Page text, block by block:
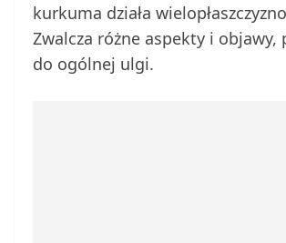
kurkuma działa
Zwalcza różne aspekty i objawy,
do ogólnej ulgi.